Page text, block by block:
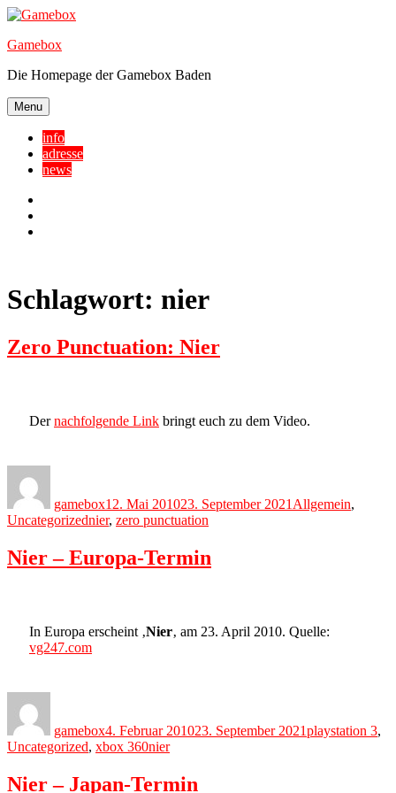
Skip
content
Gamebox
Die Homepage der Gamebox Baden
Menu
info
adresse
news
Schlagwort: nier
Zero Punctuation: Nier
Dernachfolgende Link bringt euch zu dem Video.
gamebox12. Mai 201023. September 2021 Allgemein,
UncategorizedTags
nier, zero punctuation
Nier – Europa-Termin
In Europa erscheint ‚Nier‚ am 23. April 2010. Quelle:
vg247.com
gamebox4. Februar 201023. September 2021playstation 3,
Uncategorized, xbox 360Tags
nier
Nier – Japan-Termin